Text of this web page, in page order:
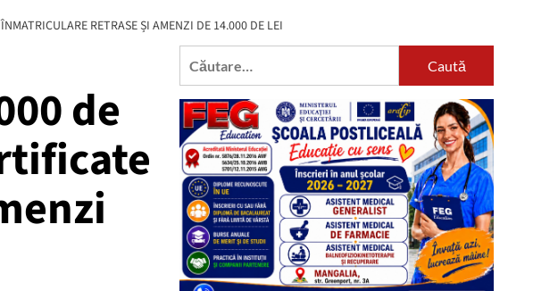
RETRASE ȘI AMENZI DE 14.000 DE LEI
de
Caută